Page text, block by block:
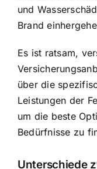
und
Brand
Es ist ratsam,
über die
Leistungen der
um die beste
Bedürfnisse zu
Unterschiede